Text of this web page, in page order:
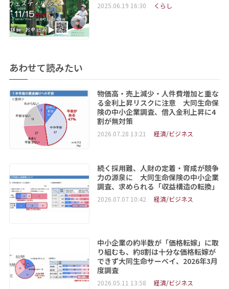
2025.06.19 16:30 くらし
あわせて読みたい
物価高・売上減少・人件費増加と重な
る金利上昇リスクに注意 大同生命保
険の中小企業調査、借入金利上昇に4
割が無対策
2026.07.28 13:21 経済/ビジネス
続く採用難、人財の定着・育成が競争
力の源泉に 大同生命保険の中小企業
調査、求められる「収益構造の転換」
2026.07.07 10:42 経済/ビジネス
中小企業の約半数が「価格転嫁」に取
り組むも、約8割は十分な価格転嫁が
できず大同生命サーベイ、2026年3月
度調査
2026.05.11 13:58 経済/ビジネス